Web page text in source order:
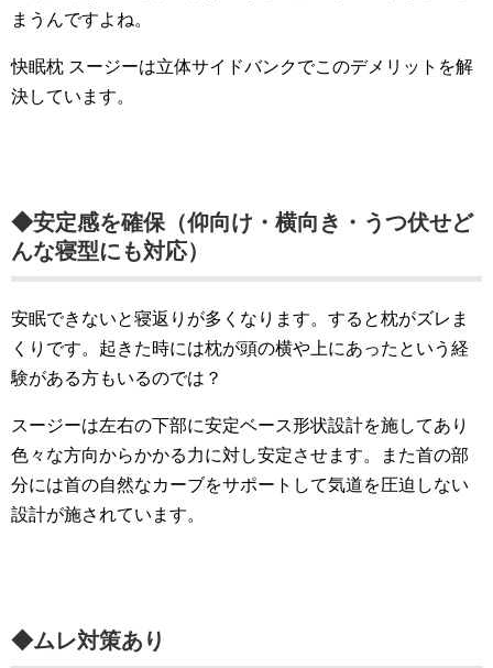
まうんですよね。
快眠枕 スージーは立体サイドバンクでこのデメリットを解
決しています。
◆安定感を確保（仰向け・横向き・うつ伏せど
んな寝型にも対応）
安眠できないと寝返りが多くなります。すると枕がズレま
くりです。起きた時には枕が頭の横や上にあったという経
験がある方もいるのでは？
スージーは左右の下部に安定ベース形状設計を施してあり
色々な方向からかかる力に対し安定させます。また首の部
分には首の自然なカーブをサポートして気道を圧迫しない
設計が施されています。
◆ムレ対策あり